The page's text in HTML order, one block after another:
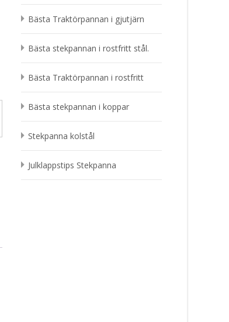
Bästa Traktörpannan i gjutjärn
Bästa stekpannan i rostfritt stål.
Bästa Traktörpannan i rostfritt
Bästa stekpannan i koppar
Stekpanna kolstål
Julklappstips Stekpanna